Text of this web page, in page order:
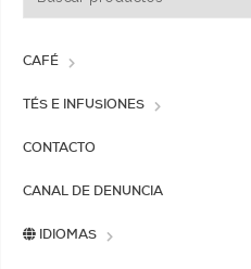
CAFÉ
TÉS E INFUSIONES
CONTACTO
CANAL DE DENUNCIA
IDIOMAS